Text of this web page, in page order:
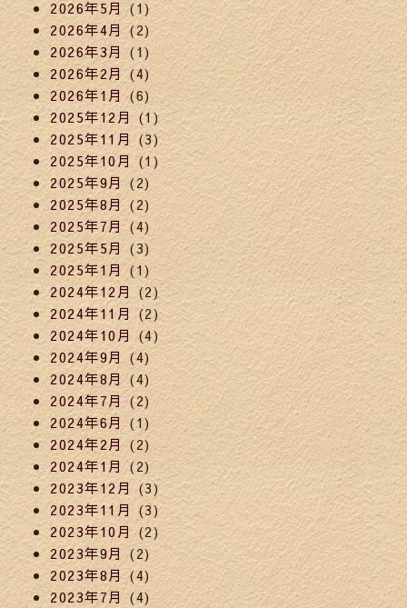
2026年5月(1)
2026年4月(2)
2026年3月(1)
2026年2月 (4)
2026年1月 (6)
2025年12月(1)
2025年11月(3)
2025年10月 (1)
2025年9月(2)
2025年8月(2)
2025年7月(4)
2025年5月(3)
2025年1月(1)
2024年12月 (2)
2024年11月 (2)
2024年10月 (4)
2024年9月 (4)
2024年8月(4)
2024年7月(2)
2024年6月 (1)
2024年2月(2)
2024年1月(2)
2023年12月 (3)
2023年11月 (3)
2023年10月(2)
2023年9月(2)
2023年8月(4)
2023年7月(4)